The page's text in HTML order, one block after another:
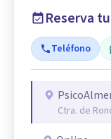
Reserva
Teléfono
Ctra. de